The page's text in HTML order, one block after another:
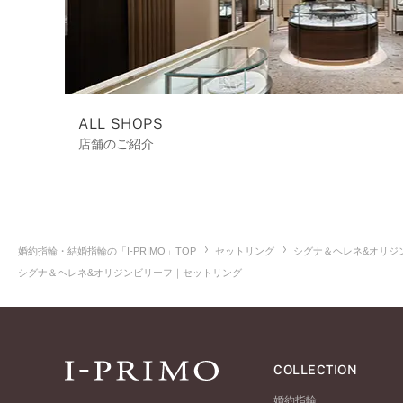
ALL SHOPS
店舗のご紹介
婚約指輪・結婚指輪の「I-PRIMO」TOP セットリング
シグナ＆ヘレネ&オリ
シグナ＆ヘレネ&オリジンビリーフ｜セットリング
COLLECTION
婚約指輪